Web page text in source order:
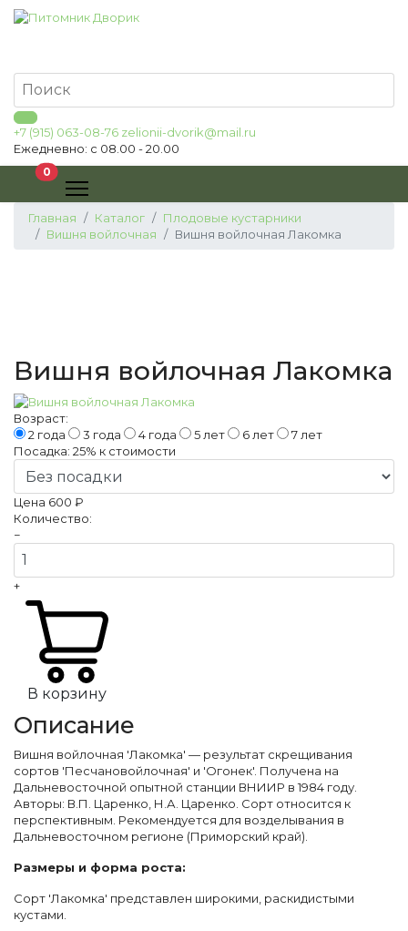
+7 (915) 063-08-76 zelionii-dvorik@mail.ru
Ежедневно: с 08.00 - 20.00
0В корзину
Главная Каталог
Плодовые кустарники
Вишня войлочная
Вишня войлочная Лакомка
Вишня войлочная Лакомка
Возраст:
2 года
3 года 4 года 5 лет 6 лет
7 лет
Посадка: 25% к стоимости
Цена 600 ₽
Количество:
−
+
В корзину
Описание
Вишня войлочная 'Лакомка' — результат скрещивания
сортов 'Песчановойлочная' и 'Огонек'. Получена на
Дальневосточной опытной станции ВНИИР в 1984 году.
Авторы: В.П. Царенко, Н.А. Царенко. Сорт относится к
перспективным. Рекомендуется для возделывания в
Дальневосточном регионе (Приморский край).
Размеры и форма роста:
Сорт 'Лакомка' представлен широкими, раскидистыми
кустами.